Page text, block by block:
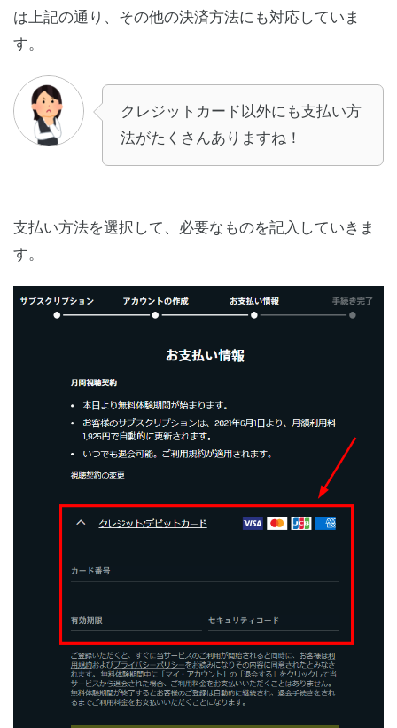
は上記の通り、その他の決済方法にも対応していま
す。
クレジットカード以外にも支払い方
法がたくさんありますね！
支払い方法を選択して、必要なものを記入していきま
す。